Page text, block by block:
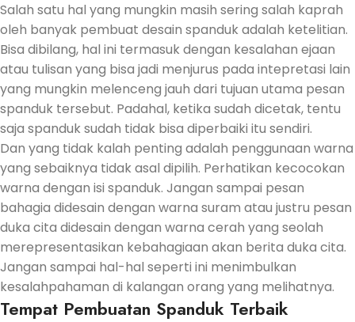
Salah satu hal yang mungkin masih sering salah kaprah
oleh banyak pembuat desain spanduk adalah ketelitian.
Bisa dibilang, hal ini termasuk dengan kesalahan ejaan
atau tulisan yang bisa jadi menjurus pada intepretasi lain
yang mungkin melenceng jauh dari tujuan utama pesan
spanduk tersebut. Padahal, ketika sudah dicetak, tentu
saja spanduk sudah tidak bisa diperbaiki itu sendiri.
Dan yang tidak kalah penting adalah penggunaan warna
yang sebaiknya tidak asal dipilih. Perhatikan kecocokan
warna dengan isi spanduk. Jangan sampai pesan
bahagia didesain dengan warna suram atau justru pesan
duka cita didesain dengan warna cerah yang seolah
merepresentasikan kebahagiaan akan berita duka cita.
Jangan sampai hal-hal seperti ini menimbulkan
kesalahpahaman di kalangan orang yang melihatnya.
Tempat Pembuatan Spanduk Terbaik